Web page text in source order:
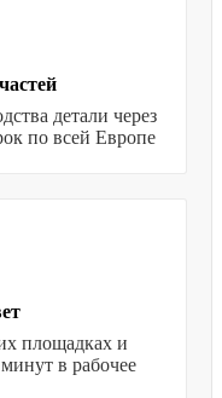
детали через
по всей Европе
площадках и
в рабочее